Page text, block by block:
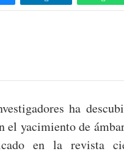
ha
el yacimiento de
en la revista